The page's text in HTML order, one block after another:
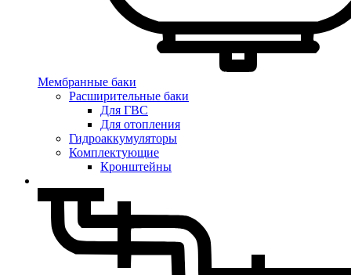
Мембранные баки
Расширительные баки
Для ГВС
Для отопления
Гидроаккумуляторы
Комплектующие
Кронштейны